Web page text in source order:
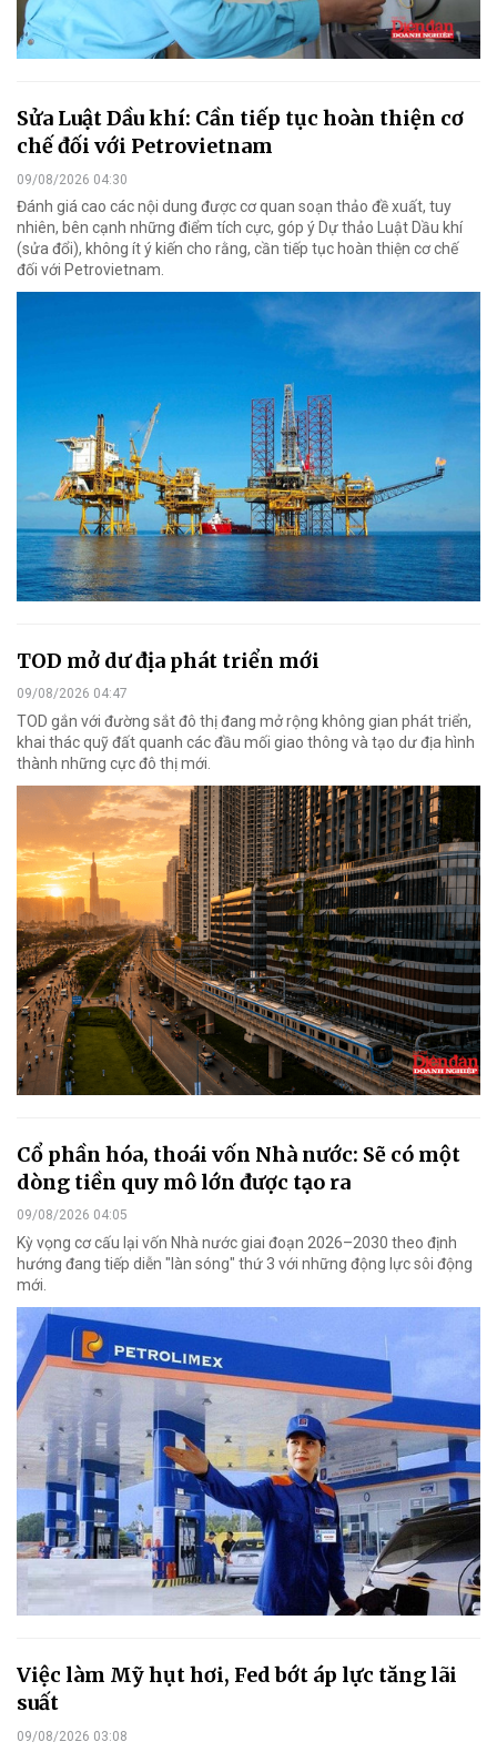
Sửa Luật Dầu khí: Cần tiếp tục hoàn thiện cơ
chế đối với Petrovietnam
09/08/2026 04:30
Đánh giá cao các nội dung được cơ quan soạn thảo đề xuất, tuy
nhiên, bên cạnh những điểm tích cực, góp ý Dự thảo Luật Dầu khí
(sửa đổi), không ít ý kiến cho rằng, cần tiếp tục hoàn thiện cơ chế
đối với Petrovietnam.
TOD mở dư địa phát triển mới
09/08/2026 04:47
TOD gắn với đường sắt đô thị đang mở rộng không gian phát triển,
khai thác quỹ đất quanh các đầu mối giao thông và tạo dư địa hình
thành những cực đô thị mới.
Cổ phần hóa, thoái vốn Nhà nước: Sẽ có một
dòng tiền quy mô lớn được tạo ra
09/08/2026 04:05
Kỳ vọng cơ cấu lại vốn Nhà nước giai đoạn 2026–2030 theo định
hướng đang tiếp diễn "làn sóng" thứ 3 với những động lực sôi động
mới.
Việc làm Mỹ hụt hơi, Fed bớt áp lực tăng lãi
suất
09/08/2026 03:08